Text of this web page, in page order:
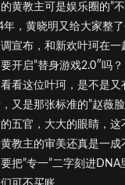
黄教主可是娱乐圈的”
年，黄晓明又给大家整了
宣布，和新欢叶珂在一
开启”替身游戏2.0″吗？
看这位叶珂，是不是又
又是那张标准的”赵薇脸
五官，大大的眼睛，
教主的审美还真是一成
把”专一”二字刻进DNA